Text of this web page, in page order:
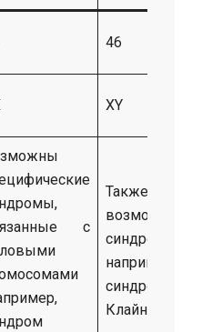
46
XY
с
Также
возможны
синдромы,
например,
синдром